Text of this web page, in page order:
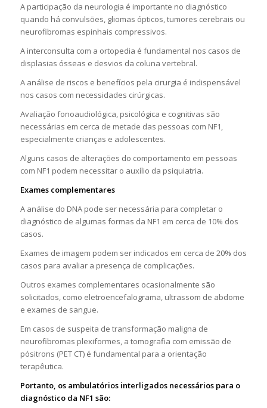
A participação da neurologia é importante no diagnóstico
quando há convulsões, gliomas ópticos, tumores cerebrais ou
neurofibromas espinhais compressivos.
A interconsulta com a ortopedia é fundamental nos casos de
displasias ósseas e desvios da coluna vertebral.
A análise de riscos e benefícios pela cirurgia é indispensável
nos casos com necessidades cirúrgicas.
Avaliação fonoaudiológica, psicológica e cognitivas são
necessárias em cerca de metade das pessoas com NF1,
especialmente crianças e adolescentes.
Alguns casos de alterações do comportamento em pessoas
com NF1 podem necessitar o auxílio da psiquiatria.
Exames complementares
A análise do DNA pode ser necessária para completar o
diagnóstico de algumas formas da NF1 em cerca de 10% dos
casos.
Exames de imagem podem ser indicados em cerca de 20% dos
casos para avaliar a presença de complicações.
Outros exames complementares ocasionalmente são
solicitados, como eletroencefalograma, ultrassom de abdome
e exames de sangue.
Em casos de suspeita de transformação maligna de
neurofibromas plexiformes, a tomografia com emissão de
pósitrons (PET CT) é fundamental para a orientação
terapêutica.
Portanto, os ambulatórios interligados necessários para o
diagnóstico da NF1 são: